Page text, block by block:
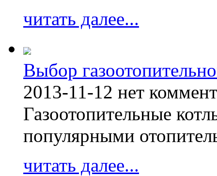
читать далее...
Выбор
2013-11-12 нет
Газоотопительные
популярными
читать далее...